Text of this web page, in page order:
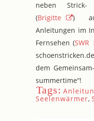
neben Strick-
(Brigitte
)
Anleitungen im
Fernsehen (SWR
dem
summertime“!
Tags:
Seelenwärmer,